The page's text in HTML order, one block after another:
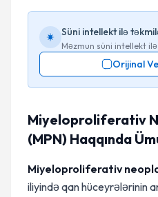
Süni intellekt ilə
Məzmun süni intellekt ilə
Orijinal
Miyeloproliferativ
(MPN) Haqqında
Miyeloproliferativ
iliyində qan hüceyrələrinin